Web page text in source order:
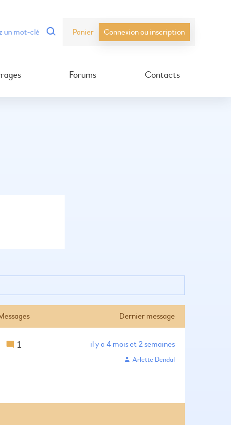
Panier Connexion ou inscription
Forums Contacts
Dernier message
1 il y a 4 mois et 2 semaines
Arlette Dendal